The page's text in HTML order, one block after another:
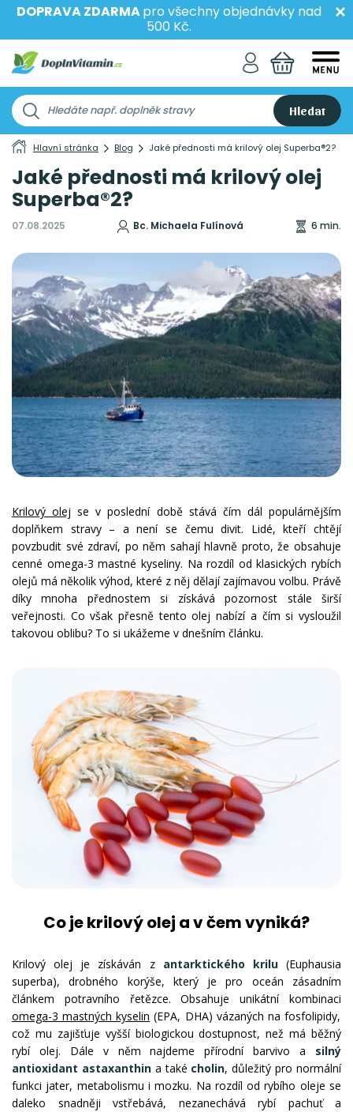
DOPRAVA ZDARMApro všechny objednávky nad
500 Kč.
Hledat
Hlavní stránka Blog Jaké přednosti má krilový olej Superba®2?
Jaké přednosti má krilový olej
Superba®2?
07.08.2025 Bc. Michaela Fulínová 6 min.
Krilový olej se v poslední době stává čím dál populárnějším
doplňkem stravy – a není se čemu divit. Lidé, kteří chtějí
povzbudit své zdraví, po něm sahají hlavně proto, že obsahuje
cenné omega-3 mastné kyseliny. Na rozdíl od klasických rybích
olejů má několik výhod, které z něj dělají zajímavou volbu. Právě
díky mnoha přednostem si získává pozornost stále širší
veřejnosti. Co však přesně tento olej nabízí a čím si vysloužil
takovou oblibu? To si ukážeme v dnešním článku.
Co je krilový olej a v čem vyniká?
Krilový olej je získáván z antarktického krilu(Euphausia
superba), drobného korýše, který je pro oceán zásadním
článkem potravního řetězce. Obsahuje unikátní kombinaci
omega-3 mastných kyselin (EPA, DHA) vázaných na fosfolipidy,
což mu zajišťuje vyšší biologickou dostupnost, než má běžný
rybí olej. Dále v něm najdeme přírodní barvivo a silný
antioxidant astaxanthina také cholin, důležitý pro normální
funkci jater, metabolismu i mozku. Na rozdíl od rybího oleje se
daleko snadněji vstřebává, nezanechává rybí pachuť a